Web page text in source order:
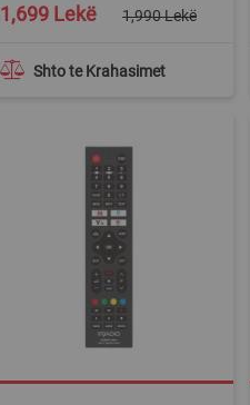
Shto te Krahasimet
Special
Price
1,699 Lekë 1,990 Lekë